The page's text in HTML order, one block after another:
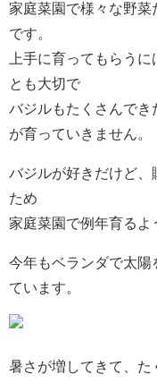
家庭菜園で様々な野
です。
上手に育ってもらう
とも大切で
バジルもたくさんで
が育っていきません。
バジルが好きだけど、
ため
家庭菜園で例年育るよ
今年もベランダで太
ています。
暑さが増してきて、た